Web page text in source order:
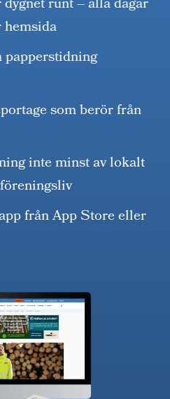
hemsida
som berör från
inte minst av lokalt
från App Store eller